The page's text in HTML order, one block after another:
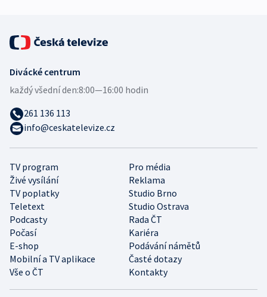
TV program
Pro média
Živé vysílání
Reklama
TV poplatky
Studio Brno
Teletext
Studio Ostrava
Podcasty
Rada ČT
Počasí
Kariéra
E-shop
Podávání námětů
Mobilní a TV aplikace
Časté dotazy
Vše o ČT
Kontakty
Divácké centrum
každý všední den:8:00—16:00 hodin
261 136 113
info@ceskatelevize.cz